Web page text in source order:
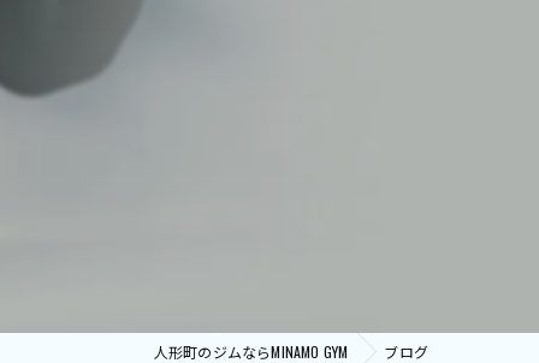
人形町のジムならMINAMO GYM ブログ